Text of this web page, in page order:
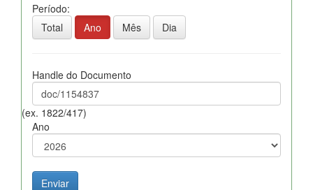
Período:
Total
Ano Mês Dia
Handle do Documento
(ex. 1822/417)
Ano